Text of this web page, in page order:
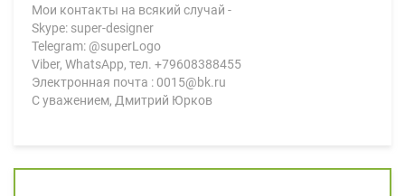
Мои контакты на всякий случай -
Skype: super-designer
Telegram: @superLogo
Viber, WhatsApp, тел. +79608388455
Электронная почта : 0015@bk.ru
С уважением, Дмитрий Юрков